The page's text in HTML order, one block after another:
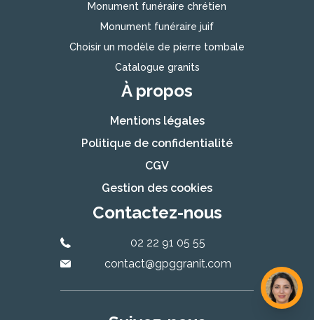
Monument funéraire chrétien
Monument funéraire juif
Choisir un modèle de pierre tombale
Catalogue granits
À propos
Mentions légales
Politique de confidentialité
CGV
Gestion des cookies
Contactez-nous
02 22 91 05 55
contact@gpggranit.com